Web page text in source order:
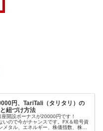
円、TariTali（タリタリ）の
紐づけ方法
開設ボーナスが20000円です！
いので今がチャンスです。FX＆暗号資
タル、エネルギー、株価指数、株式